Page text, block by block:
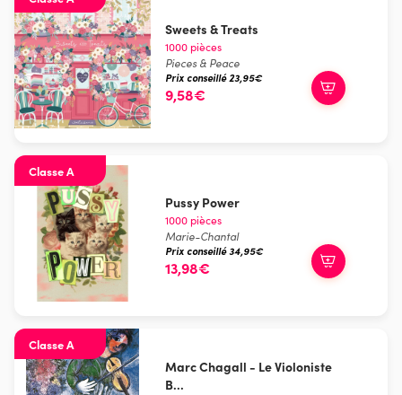
Sweets & Treats
1000 pièces
Pieces & Peace
Prix conseillé 23,95€
9,58€
Classe A
Pussy Power
1000 pièces
Marie-Chantal
Prix conseillé 34,95€
13,98€
Classe A
Marc Chagall - Le Violoniste
B...